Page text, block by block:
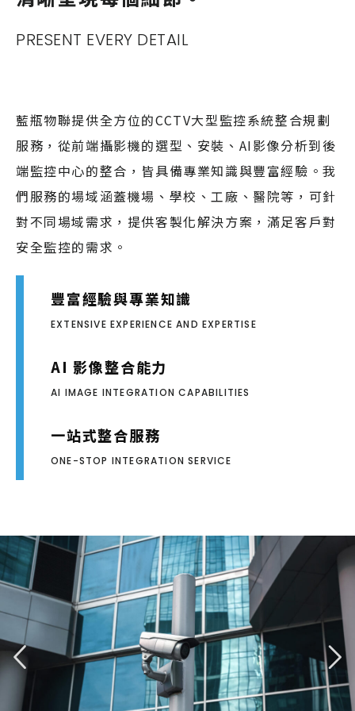
PRESENT EVERY DETAIL
藍瓶物聯提供全方位的CCTV大型監控系統整合規劃
服務，從前端攝影機的選型、安裝、AI影像分析到後
端監控中心的整合，皆具備專業知識與豐富經驗。我
們服務的場域涵蓋機場、學校、工廠、醫院等，可針
對不同場域需求，提供客製化解決方案，滿足客戶對
安全監控的需求。
豐富經驗與專業知識
EXTENSIVE EXPERIENCE AND EXPERTISE
AI 影像整合能力
AI IMAGE INTEGRATION CAPABILITIES
一站式整合服務
ONE-STOP INTEGRATION SERVICE